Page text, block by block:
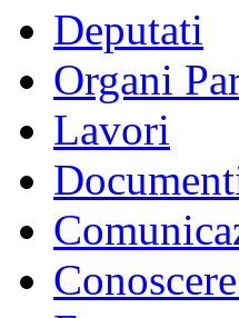
Deputati
Organi
Lavori